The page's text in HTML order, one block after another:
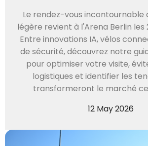
Le rendez-vous incontournable
légère revient à l'Arena Berlin les
Entre innovations IA, vélos
de sécurité, découvrez notre
pour optimiser votre visite,
logistiques et identifier les
transformeront le marché
12 May 2026